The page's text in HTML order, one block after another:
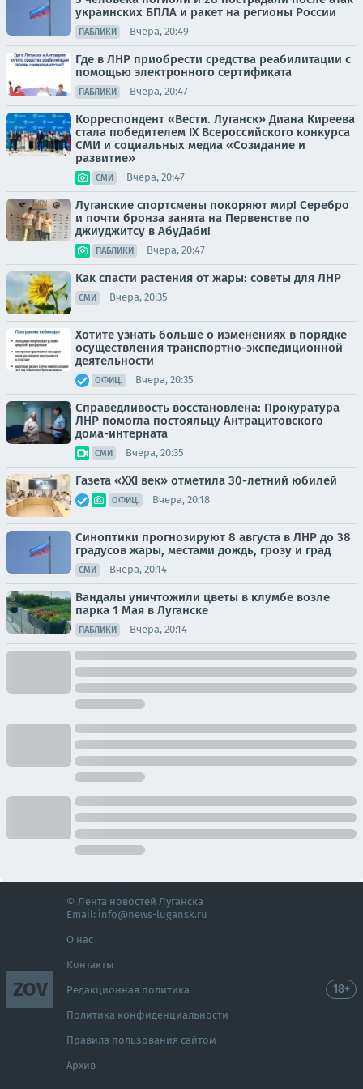
украинских БПЛА и ракет на регионы России
ПАБЛИКИ Вчера, 20:49
Где в ЛНР приобрести средства реабилитации с
помощью электронного сертификата
ПАБЛИКИ Вчера, 20:47
Корреспондент «Вести. Луганск» Диана Киреева
стала победителем IX Всероссийского конкурса
СМИ и социальных медиа «Созидание и
развитие»
СМИ Вчера, 20:47
Луганские спортсмены покоряют мир! Серебро
и почти бронза занята на Первенстве по
джиуджитсу в АбуДаби!
ПАБЛИКИ Вчера, 20:47
Как спасти растения от жары: советы для ЛНР
СМИ Вчера, 20:35
Хотите узнать больше о изменениях в порядке
осуществления транспортно-экспедиционной
деятельности
ОФИЦ. Вчера, 20:35
Справедливость восстановлена: Прокуратура
ЛНР помогла постояльцу Антрацитовского
дома-интерната
СМИ Вчера, 20:35
Газета «XXI век» отметила 30-летний юбилей
ОФИЦ. Вчера, 20:18
Синоптики прогнозируют 8 августа в ЛНР до 38
градусов жары, местами дождь, грозу и град
СМИ Вчера, 20:14
Вандалы уничтожили цветы в клумбе возле
парка 1 Мая в Луганске
ПАБЛИКИ Вчера, 20:14
ZOV
© Лента новостей Луганска
Email: info@news-lugansk.ru
О нас
Контакты
Редакционная политика
Политика конфиденциальности
Правила пользования сайтом
Архив
18+